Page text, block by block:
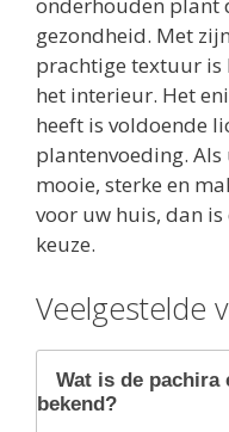
gezondheid. Met
prachtige textuur is
het interieur. Het
heeft is voldoende
plantenvoeding. Als
mooie, sterke en
voor uw huis, dan
keuze.
Veelgestelde
Wat is de pachira
bekend?